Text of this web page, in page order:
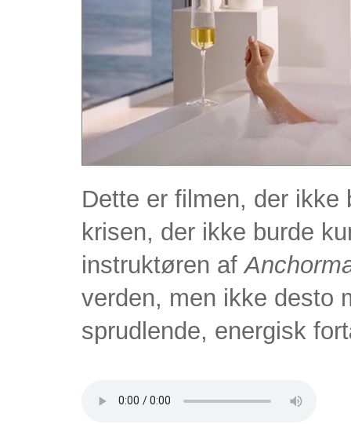
Dette er filmen, der ikke
krisen, der ikke burde
instruktøren af
verden, men ikke desto
sprudlende, energisk